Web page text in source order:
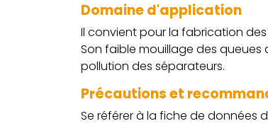
Domaine d'application
Il convient pour la fabrication
Son faible mouillage des queues
pollution des séparateurs.
Précautions et
Se référer à la fiche de données